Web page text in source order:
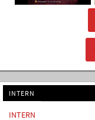
INTERN
INTERN